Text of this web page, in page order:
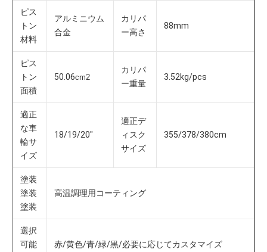
ピス
トン
材料
アルミニウム
合金
カリパ
ー高さ
88mm
ピス
トン
面積
50.06cm2
カリパ
ー重量
3.52kg/pcs
適正
な車
輪サ
イズ
18/19/20"
適正デ
ィスク
サイズ
355/378/380cm
塗装
塗装
塗装
高温調理用コーティング
選択
可能
赤/黄色/青/緑/黒/必要に応じてカスタマイズ